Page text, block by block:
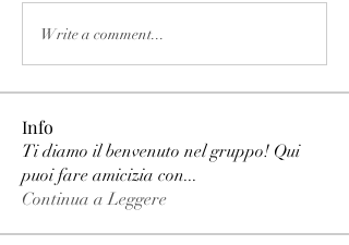
Write a comment...
Info
Ti diamo il benvenuto nel gruppo! Qui
puoi fare amicizia con...
Continua a Leggere